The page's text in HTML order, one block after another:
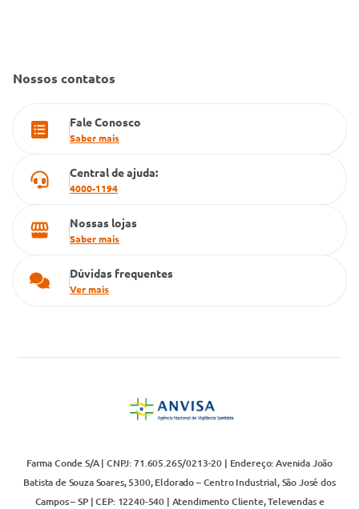
Cartão Grupo Conde
Nossos contatos
Fale Conosco
Saber mais
Central de ajuda:
4000-1194
Nossas lojas
Saber mais
Dúvidas frequentes
Ver mais
Farma Conde S/A | CNPJ: 71.605.265/0213-20 | Endereço: Avenida João
Batista de Souza Soares, 5300, Eldorado – Centro Industrial, São José dos
Campos – SP | CEP: 12240-540 | Atendimento Cliente, Televendas e